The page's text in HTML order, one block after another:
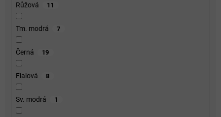
Růžová 11
Tm. modrá 7
Černá 19
Fialová 8
Sv. modrá 1